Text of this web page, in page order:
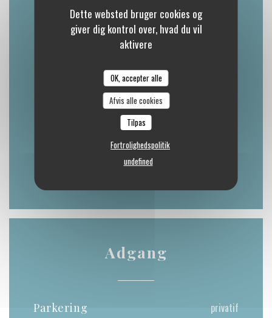
Dette websted bruger cookies og
giver dig kontrol over, hvad du vil
aktivere
OK, accepter alle
Afvis alle cookies
Tilpas
Fortrolighedspolitik
undefined
Fredag
12:00 - 14:00 • 19:00 - 21:00
Lørdag
19:00 - 21:00
Søndag
Adgang
Parkering privatif